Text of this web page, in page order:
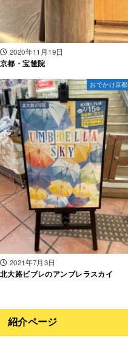
2020年11月19日
京都・宝筐院
おでかけ京都
2021年7月3日
北大路ビブレのアンブレラスカイ
紹介ページ